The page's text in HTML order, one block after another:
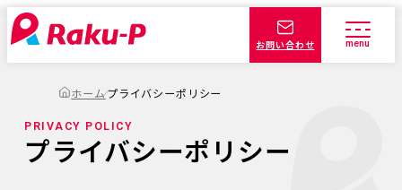
お問い合わせ
PRIVACY POLICY
プライバシーポリシー
ホームプライバシーポリシー